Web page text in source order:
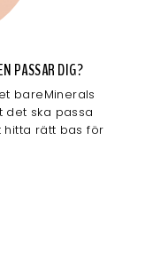
PASSAR DIG?
bareMinerals
det ska passa
hitta rätt bas för